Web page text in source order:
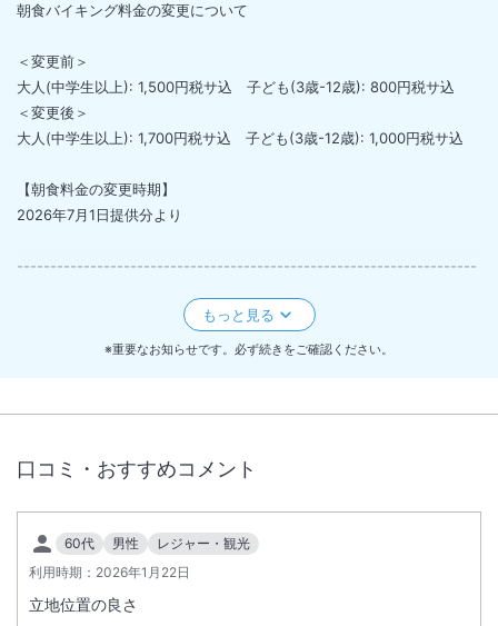
朝食バイキング料金の変更について
＜変更前＞
大人(中学生以上): 1,500円税サ込 子ども(3歳-12歳): 800円税サ込
＜変更後＞
大人(中学生以上): 1,700円税サ込 子ども(3歳-12歳): 1,000円税サ込
【朝食料金の変更時期】
2026年7月1日提供分より
---------------------------------------------------------------------
2026 年3 ⽉1⽇宿泊分より
※重要なお知らせです。必ず続きをご確認ください。
口コミ・おすすめコメント
60代 男性
レジャー・観光
利用時期： 2026年1月22日
立地位置の良さ